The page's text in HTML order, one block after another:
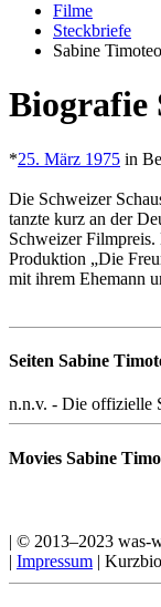
Filme
Steckbriefe
Sabine Timoteo
Biografie
*25. März 1975 in
Die Schweizer
tanzte kurz an der
Schweizer
Produktion „Die
mit ihrem Ehemann
Seiten Sabine
n.n.v. - Die offizielle
Movies Sabine
| © 2013–2023 was-
| Impressum |